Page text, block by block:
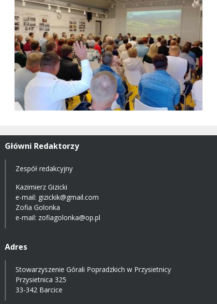
Główni Redaktorzy
Zespół redakcyjny
Kazimierz Gizicki
e-mail: gizickik@gmail.com
Zofia Golonka
e-mail: zofiagolonka@op.pl
Adres
Stowarzyszenie Górali Popradzkich w Przysietnicy
Przysietnica 325
33-342 Barcice